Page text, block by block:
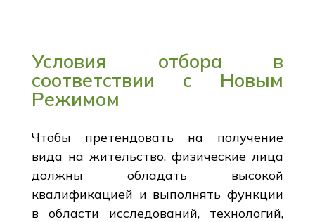
Условия отбора в
соответствии с Новым
Режимом
Чтобы претендовать на получение
вида на жительство, физические лица
должны обладать высокой
квалификацией и выполнять функции
в области исследований, технологий,